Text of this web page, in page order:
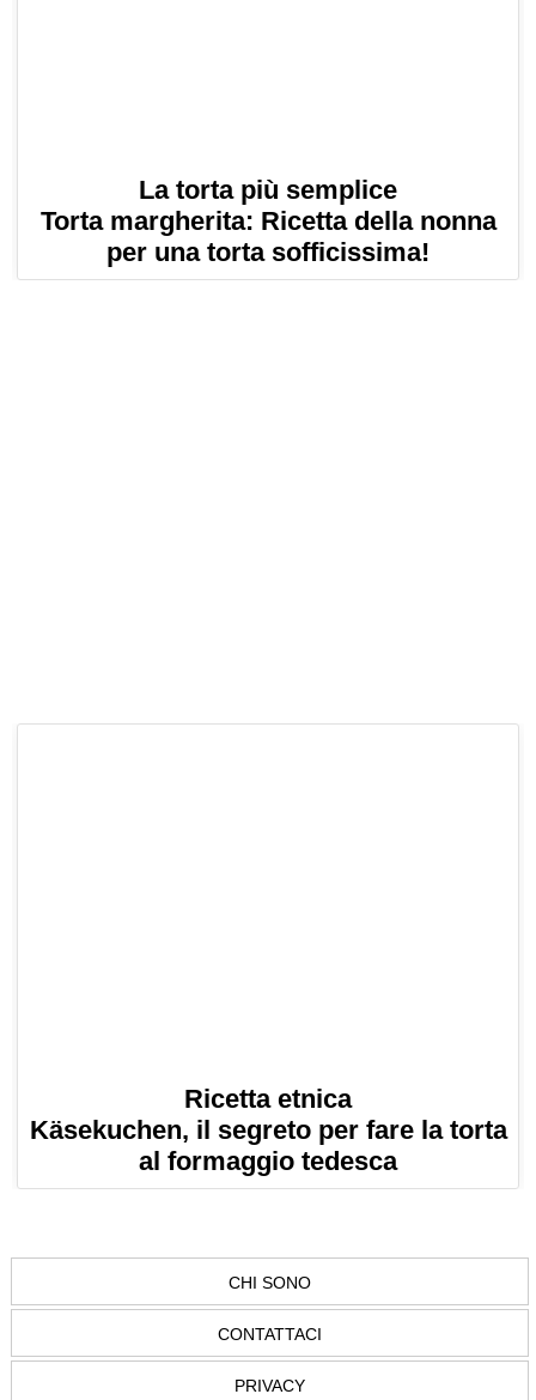
La torta più semplice
Torta margherita: Ricetta della nonna
per una torta sofficissima!
Ricetta etnica
Käsekuchen, il segreto per fare la torta
al formaggio tedesca
CHI SONO
CONTATTACI
PRIVACY